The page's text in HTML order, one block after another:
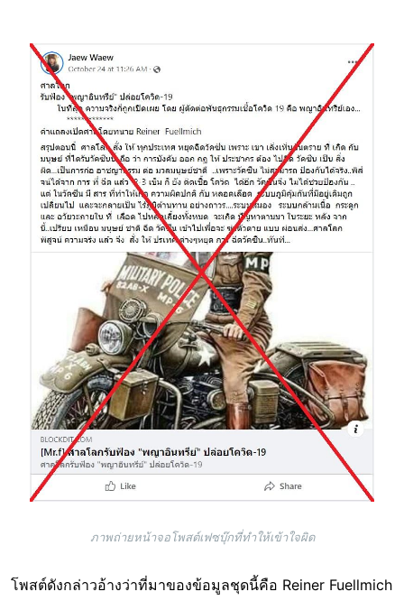
Image
ภาพถ่ายหน้าจอโพสต์เฟซบุ๊กที่ทำให้เข้าใจผิด
โพสต์ดังกล่าวอ้างว่าที่มาของข้อมูลชุดนี้คือ Reiner Fuellmich